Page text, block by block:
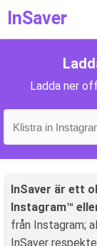
InSaver
Ladda ner
InSaver är ett
Instagram™
från Instagram;
InSaver